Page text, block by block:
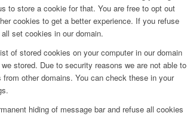
to store a cookie for that. You are free to opt out
cookies to get a better experience. If you refuse
set cookies in our domain.
of stored cookies on your computer in our domain
stored. Due to security reasons we are not able to
other domains. You can check these in your
hiding of message bar and refuse all cookies